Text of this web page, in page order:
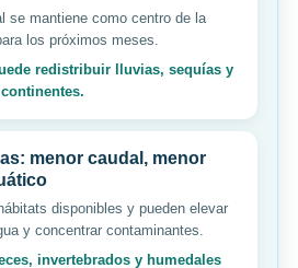
se mantiene como centro de la
los próximos meses.
redistribuir lluvias, sequías y
menor caudal, menor
disponibles y pueden elevar
y concentrar contaminantes.
invertebrados y humedales